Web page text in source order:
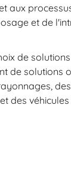
aux
et de
de
de solutions
des